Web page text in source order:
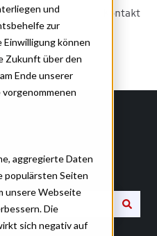
und
zur
können
Zukunft über den
Ende unserer
aggregierte Daten
populärsten Seiten
unsere Webseite
Die
sich negativ auf
Kontakt
helfen?
Suchfeld leer ist.